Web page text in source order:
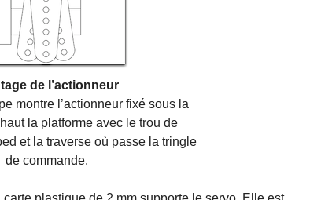
de l’actionneur
montre l’actionneur fixé sous la
la platforme avec le trou de
et la traverse où passe la tringle
de commande.